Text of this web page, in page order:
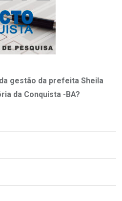
gestão da prefeita Sheila
da Conquista -BA?